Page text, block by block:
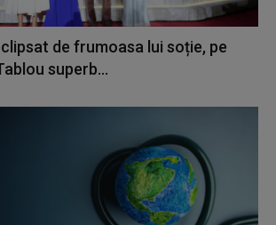
de frumoasa lui soție, pe
superb...